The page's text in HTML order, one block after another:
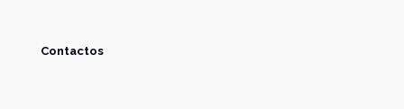
Contactos